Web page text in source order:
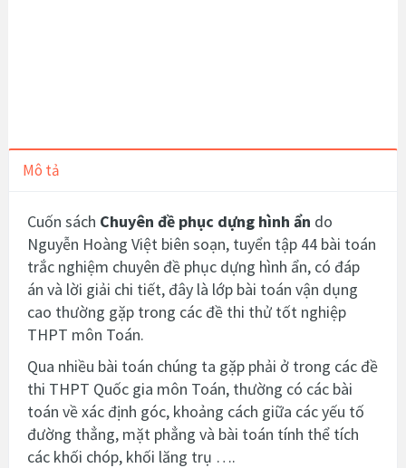
Mô tả
Cuốn sách Chuyên đề phục dựng hình ẩn do
Nguyễn Hoàng Việt biên soạn, tuyển tập 44 bài toán
trắc nghiệm chuyên đề phục dựng hình ẩn, có đáp
án và lời giải chi tiết, đây là lớp bài toán vận dụng
cao thường gặp trong các đề thi thử tốt nghiệp
THPT môn Toán.
Qua nhiều bài toán chúng ta gặp phải ở trong các đề
thi THPT Quốc gia môn Toán, thường có các bài
toán về xác định góc, khoảng cách giữa các yếu tố
đường thẳng, mặt phẳng và bài toán tính thể tích
các khối chóp, khối lăng trụ ….